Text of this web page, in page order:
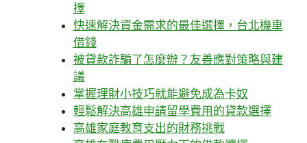
擇
快速解決資金需求的最佳選擇，台北機車
借錢
被貸款詐騙了怎麼辦？友善應對策略與建
議
掌握理財小技巧就能避免成為卡奴
輕鬆解決高雄申請留學費用的貸款選擇
高雄家庭教育支出的財務挑戰